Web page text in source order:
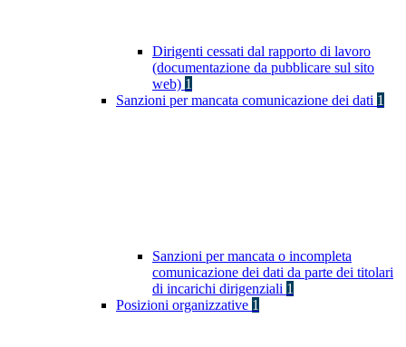
Dirigenti cessati dal rapporto di lavoro
(documentazione da pubblicare sul sito
web) 1
Sanzioni per mancata comunicazione dei dati 1
Sanzioni per mancata o incompleta
comunicazione dei dati da parte dei titolari
di incarichi dirigenziali 1
Posizioni organizzative 1